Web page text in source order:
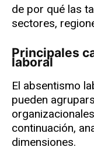
de por qué las
sectores,
Principales causas del absentismo
laboral
El absentismo
pueden
continuación,
dimensiones.